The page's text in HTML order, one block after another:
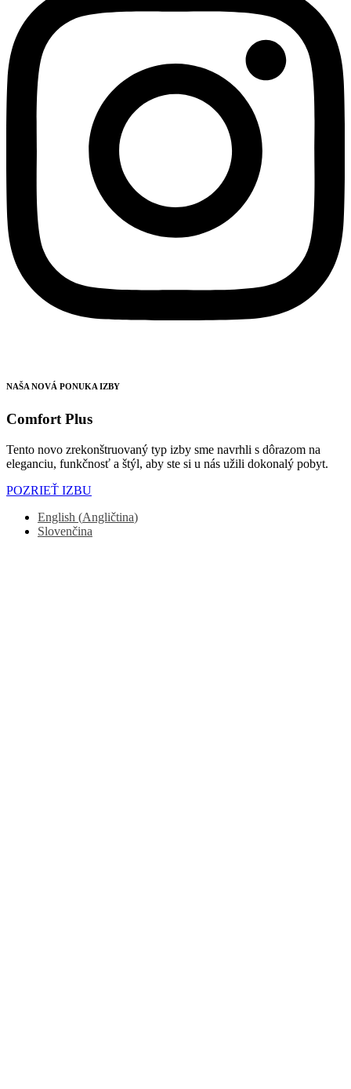
NAŠA NOVÁ PONUKA IZBY
Comfort Plus
Tento novo zrekonštruovaný typ izby sme navrhli s dôrazom na
eleganciu, funkčnosť a štýl, aby ste si u nás užili dokonalý pobyt.
POZRIEŤ IZBU
English (Angličtina)
Slovenčina